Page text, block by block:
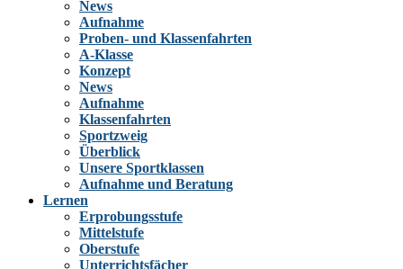
News
Aufnahme
Proben- und Klassenfahrten
A-Klasse
Konzept
News
Aufnahme
Klassenfahrten
Sportzweig
Überblick
Unsere Sportklassen
Aufnahme und Beratung
Lernen
Erprobungsstufe
Mittelstufe
Oberstufe
Unterrichtsfächer